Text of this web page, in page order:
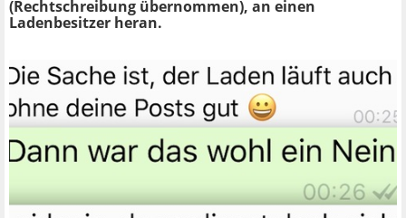
(Rechtschreibung übernommen), an einen
Ladenbesitzer heran.